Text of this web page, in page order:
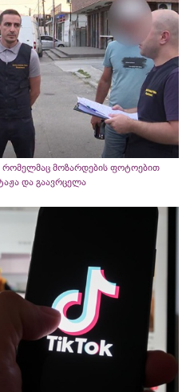
მოზარდების ფოტოებით
და გაავრცელა